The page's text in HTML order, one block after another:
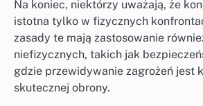
Na koniec, niektórzy uważają, że
istotna tylko w fizycznych
zasady te mają zastosowanie
niefizycznych, takich jak
gdzie przewidywanie zagrożeń jest
skutecznej obrony.